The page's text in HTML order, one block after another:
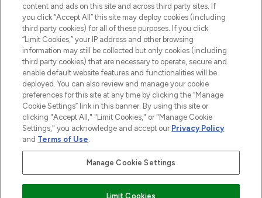
AIDE ET INFORMATIONS
INFORMATIONS GÉNÉRALES
À PROPOS DE LOOKFANTASTIC
Payer en toute sécurité avec
content and ads on this site and across third party sites. If
you click “Accept All” this site may deploy cookies (including
third party cookies) for all of these purposes. If you click
“Limit Cookies,” your IP address and other browsing
information may still be collected but only cookies (including
third party cookies) that are necessary to operate, secure and
enable default website features and functionalities will be
deployed. You can also review and manage your cookie
preferences for this site at any time by clicking the “Manage
Cookie Settings” link in this banner. By using this site or
clicking "Accept All," "Limit Cookies," or "Manage Cookie
Settings," you acknowledge and accept our Privacy Policy
and Terms of Use.
Manage Cookie Settings
Limit Cookies